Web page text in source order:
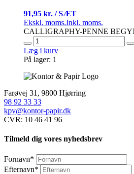
91,95 kr. / SÆT
Ekskl. moms.Inkl. moms.
CALLIGRAPHY-PENNE
Læg i kurv
På lager: 1
Farøvej 31, 9800 Hjørring
98 92 33 33
kpv@kontor-papir.dk
CVR: 10 46 41 96
Tilmeld dig vores nyhedsbrev
Fornavn*
Efternavn*